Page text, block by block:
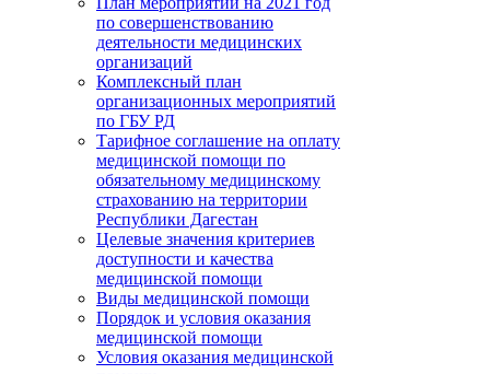
по совершенствованию
деятельности медицинских
организаций
Комплексный план
организационных мероприятий
по ГБУ РД
Тарифное соглашение на оплату
медицинской помощи по
обязательному медицинскому
страхованию на территории
Республики Дагестан
Целевые значения критериев
доступности и качества
медицинской помощи
Виды медицинской помощи
Порядок и условия оказания
медицинской помощи
Условия оказания медицинской